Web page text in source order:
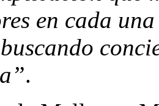
en cada
.